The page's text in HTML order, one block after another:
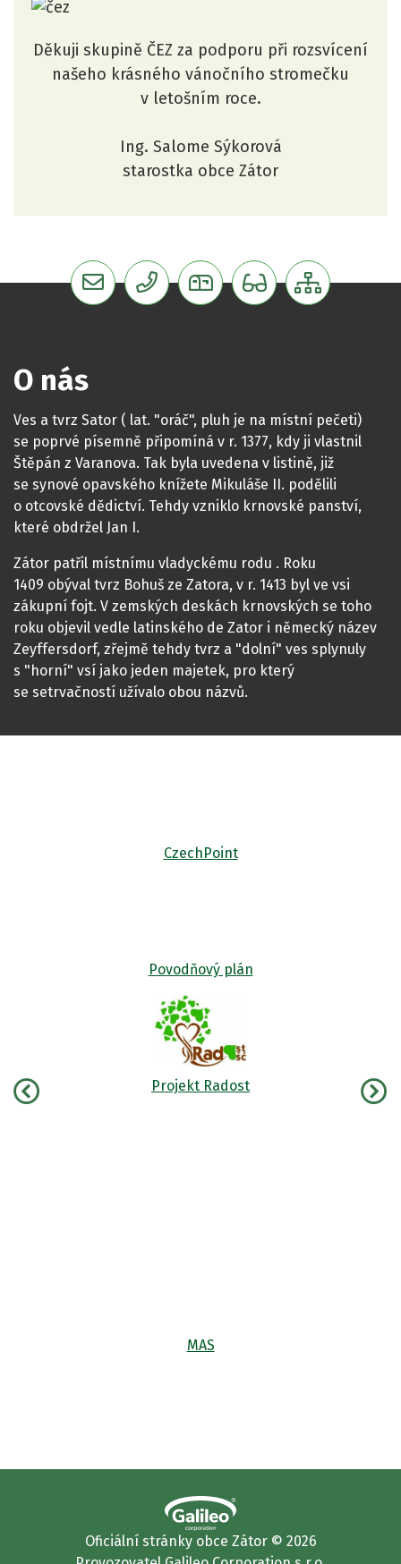
Děkuji skupině ČEZ za podporu při rozsvícení
našeho krásného vánočního stromečku
v letošním roce.
Ing. Salome Sýkorová
starostka obce Zátor
podatelna@zator.cz
+420 554 6454 126
6kqbad4Verze proMapa
O nás
Ves a tvrz Sator ( lat. "oráč", pluh je na místní pečeti)
se poprvé písemně připomíná v r. 1377, kdy ji vlastnil
Štěpán z Varanova. Tak byla uvedena v listině, již
se synové opavského knížete Mikuláše II. podělili
o otcovské dědictví. Tehdy vzniklo krnovské panství,
které obdržel Jan I.
Zátor patřil místnímu vladyckému rodu . Roku
1409 obýval tvrz Bohuš ze Zatora, v r. 1413 byl ve vsi
zákupní fojt. V zemských deskách krnovských se toho
roku objevil vedle latinského de Zator i německý název
Zeyffersdorf, zřejmě tehdy tvrz a "dolní" ves splynuly
s "horní" vsí jako jeden majetek, pro který
se setrvačností užívalo obou názvů.
CzechPoint
Povodňový plán
Projekt Radost
MAS
Oficiální stránky obce Zátor © 2026